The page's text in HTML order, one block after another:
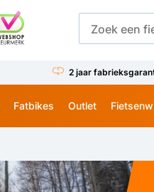
2 jaar
Fatbikes Outlet